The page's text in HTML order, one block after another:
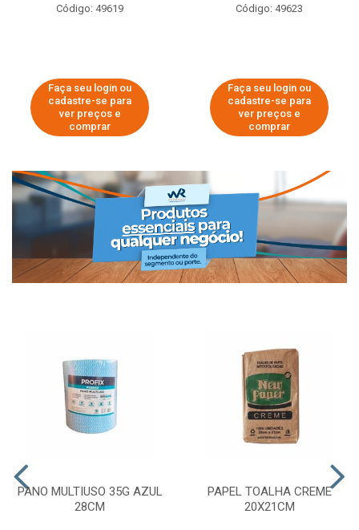
Código: 49619
Faça seu login ou
cadastre-se para
ver preços e
comprar
Código: 49623
Faça seu login ou
cadastre-se para
ver preços e
comprar
PANO MULTIUSO 35G AZUL
28CM
PAPEL TOALHA CREME
20X21CM